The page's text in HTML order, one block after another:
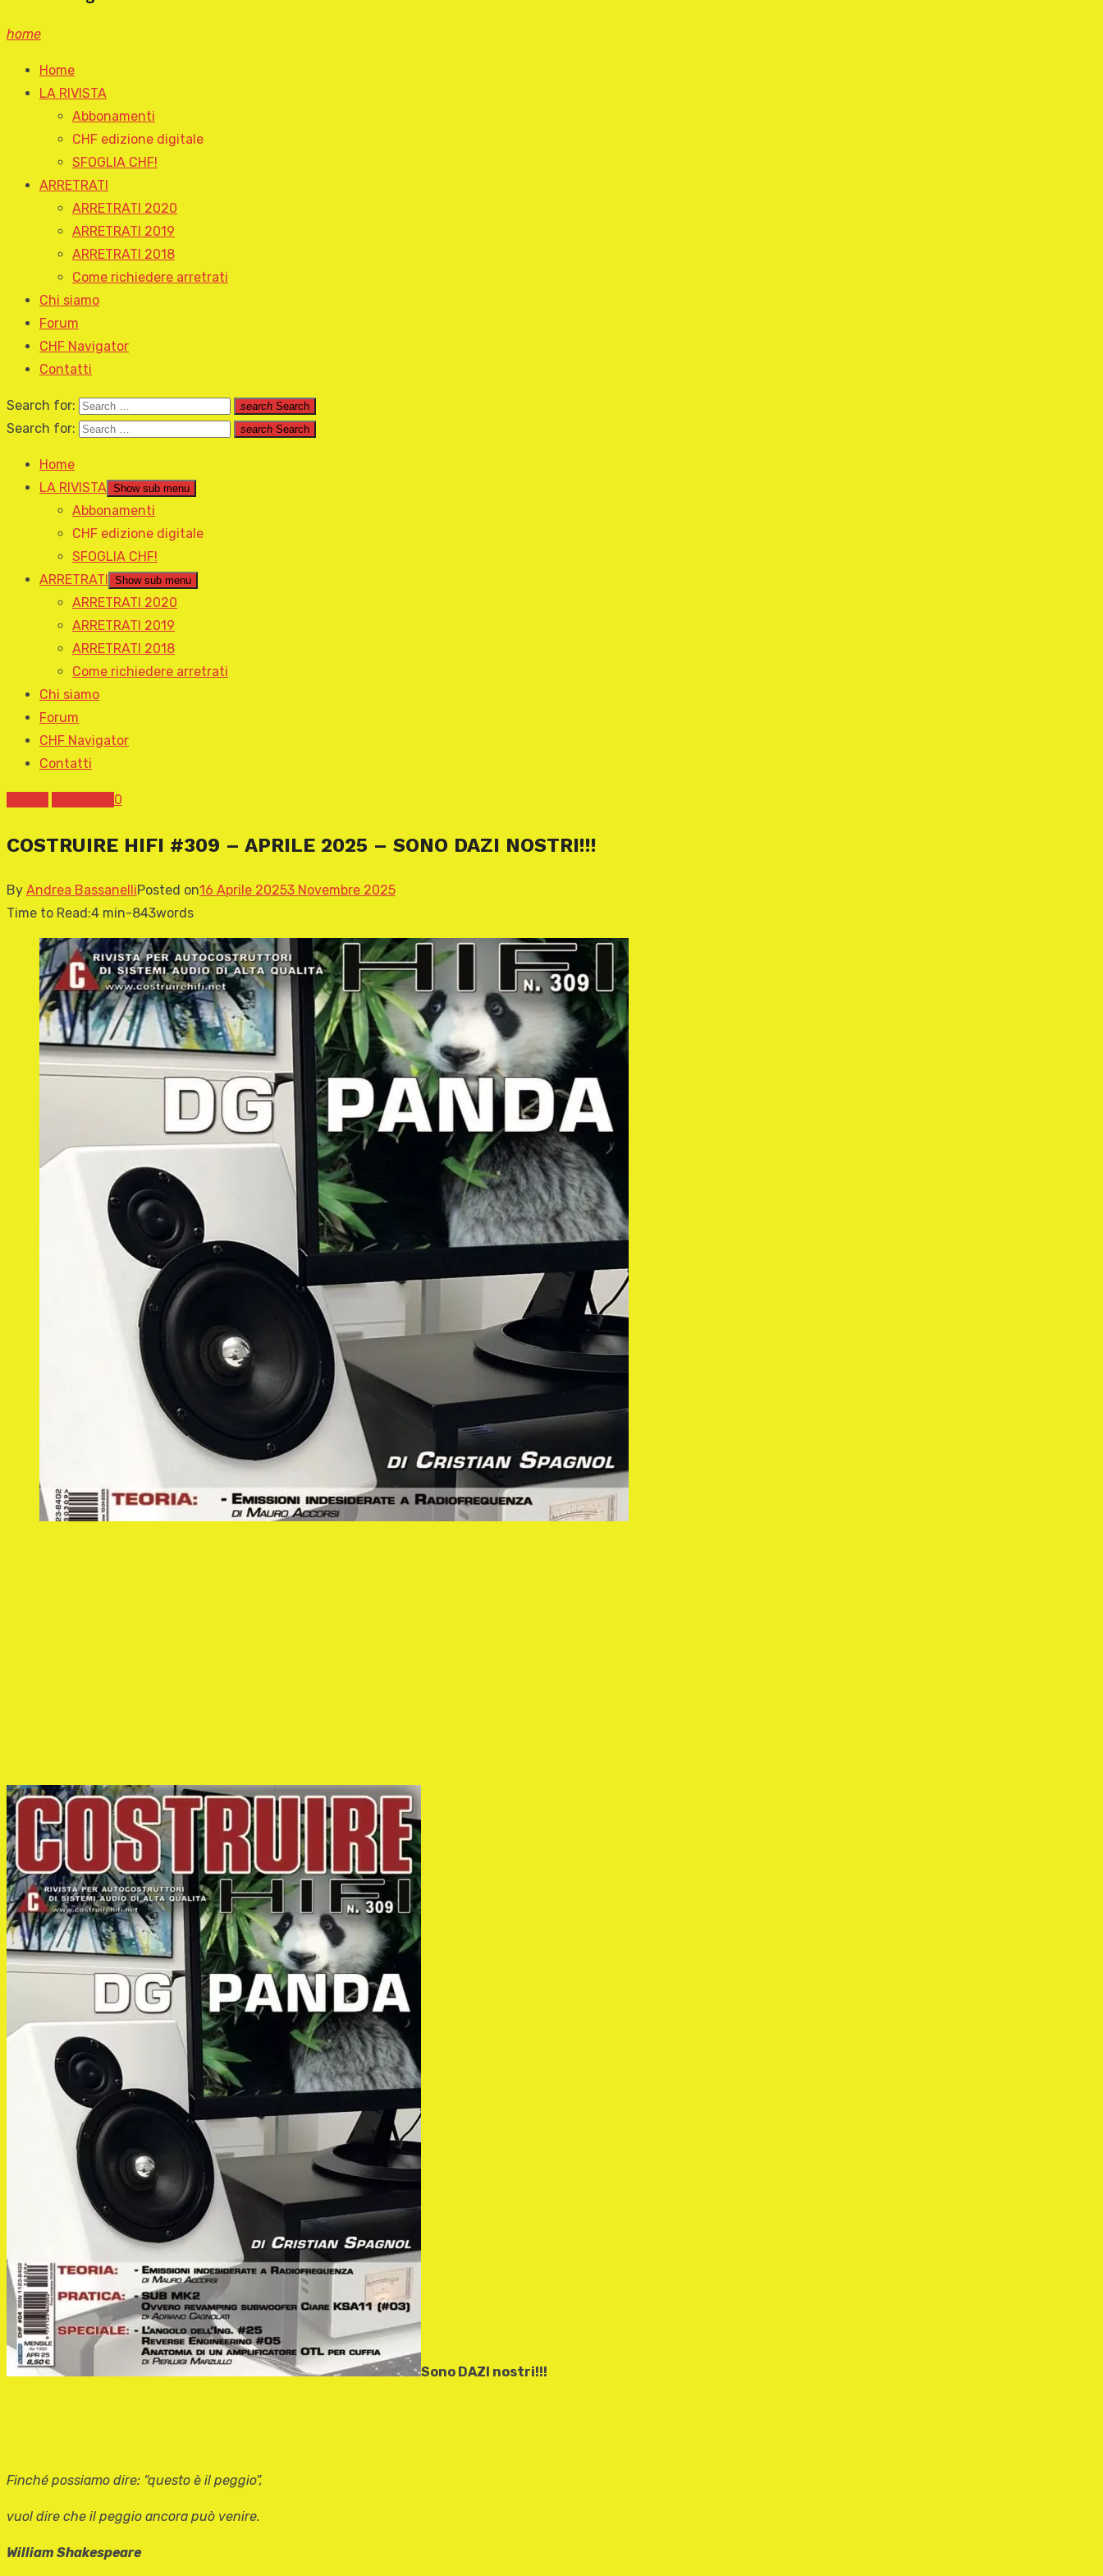
home
Home
LA RIVISTA
Abbonamenti
CHF edizione digitale
SFOGLIA CHF!
ARRETRATI
ARRETRATI 2020
ARRETRATI 2019
ARRETRATI 2018
Come richiedere arretrati
Chi siamo
Forum
CHF Navigator
Contatti
Search for: search Search
Search for: search Search
Home
LA RIVISTA Show sub menu
Abbonamenti
CHF edizione digitale
SFOGLIA CHF!
ARRETRATI
Show sub menu
ARRETRATI 2020
ARRETRATI 2019
ARRETRATI 2018
Come richiedere arretrati
Chi siamo
Forum
CHF Navigator
Contatti
0
COSTRUIRE HIFI #309 – APRILE 2025 – SONO DAZI NOSTRI!!!
By Andrea BassanelliPosted on16 Aprile 20253 Novembre 2025
Time to Read:4 min-843words
Sono DAZI nostri!!!
Finché possiamo dire: “questo è il peggio”,
vuol dire che il peggio ancora può venire.
William Shakespeare